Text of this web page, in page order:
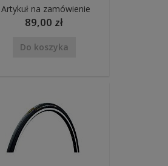
Artykuł na zamówienie
89,00 zł
Do koszyka